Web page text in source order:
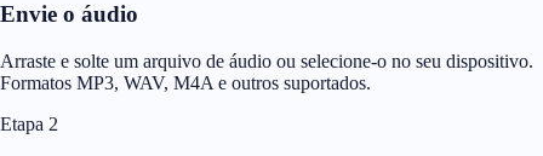
Envie o áudio
Arraste e solte um arquivo de áudio ou selecione-o no seu dispositivo.
Formatos MP3, WAV, M4A e outros suportados.
Etapa 2